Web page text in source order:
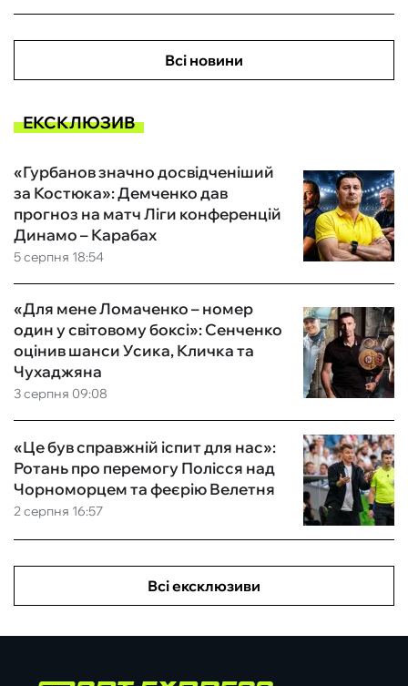
Всі новини
ЕКСКЛЮЗИВ
5 серпня 18:54
«Гурбанов значно досвідченіший
за Костюка»: Демченко дав
прогноз на матч Ліги конференцій
Динамо – Карабах
3 серпня 09:08
«Для мене Ломаченко – номер
один у світовому боксі»: Сенченко
оцінив шанси Усика, Кличка та
Чухаджяна
2 серпня 16:57
«Це був справжній іспит для нас»:
Ротань про перемогу Полісся над
Чорноморцем та феєрію Велетня
Всі ексклюзиви